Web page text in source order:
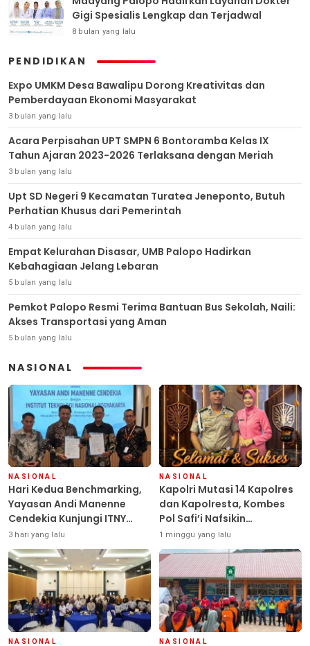
Gigi Spesialis Lengkap dan Terjadwal
8 bulan yang lalu
PENDIDIKAN
Expo UMKM Desa Bawalipu Dorong Kreativitas dan
Pemberdayaan Ekonomi Masyarakat
3 bulan yang lalu
Acara Perpisahan UPT SMPN 6 Bontoramba Kelas IX
Tahun Ajaran 2023-2026 Terlaksana dengan Meriah
3 bulan yang lalu
Upt SD Negeri 9 Kecamatan Turatea Jeneponto, Butuh
Perhatian Khusus dari Pemerintah
4 bulan yang lalu
Empat Kelurahan Disasar, UMB Palopo Hadirkan
Kebahagiaan Jelang Lebaran
5 bulan yang lalu
Pemkot Palopo Resmi Terima Bantuan Bus Sekolah, Naili:
Akses Transportasi yang Aman
5 bulan yang lalu
NASIONAL
NASIONAL
Hari Kedua Benchmarking,
Yayasan Andi Manenne
Cendekia Kunjungi ITNY
Yogyakarta
3 hari yang lalu
NASIONAL
Kapolri Mutasi 14 Kapolres
dan Kapolresta, Kombes
Pol Safi’i Nafsikin
Mengemban Amanah
Pimpin Polresta Kendari
1 minggu yang lalu
NASIONAL NASIONAL